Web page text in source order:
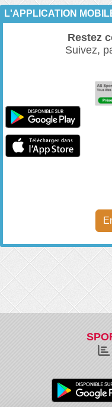
L'APPLICATION
Restez
Suivez,